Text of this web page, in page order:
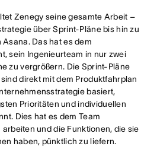
Zenegy seine gesamte Arbeit –
über Sprint-Pläne bis hin zu
Das hat es dem
sein Ingenieurteam in nur zwei
zu vergrößern. Die Sprint-Pläne
direkt mit dem Produktfahrplan
basiert,
Prioritäten und individuellen
Dies hat es dem Team
und die Funktionen, die sie
haben, pünktlich zu liefern.